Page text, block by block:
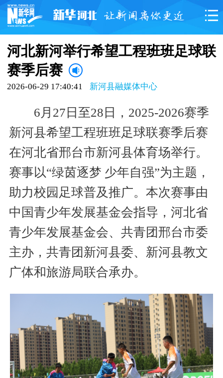
河北新河举行希望工程班班足球联
赛季后赛
2026-06-29 17:40:41 新河县融媒体中心
6月27日至28日，2025-2026赛季
新河县希望工程班班足球联赛季后赛
在河北省邢台市新河县体育场举行。
赛事以“绿茵逐梦 少年自强”为主题，
助力校园足球普及推广。本次赛事由
中国青少年发展基金会指导，河北省
青少年发展基金会、共青团邢台市委
主办，共青团新河县委、新河县教文
广体和旅游局联合承办。